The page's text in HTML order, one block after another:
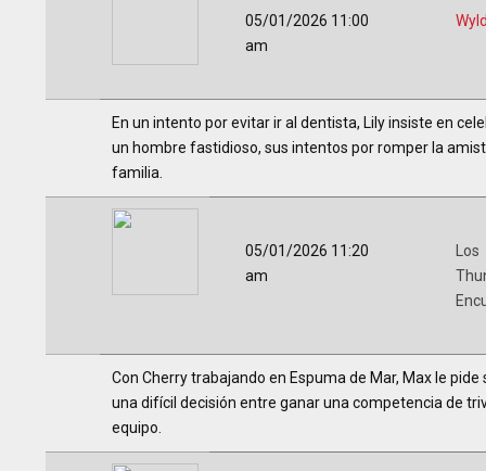
05/01/2026 11:00
am
En un intento por evitar ir al dentista, Lily insiste en
un hombre fastidioso, sus intentos por romper la
familia.
05/01/2026 11:20
am
Los
Con Cherry trabajando en Espuma de Mar, Max le
una difícil decisión entre ganar una competencia de
equipo.